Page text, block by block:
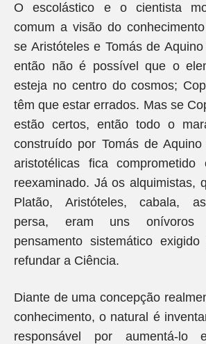
O escolástico e o cientista
comum a visão do
se Aristóteles e Tomás de
então não é possível que o
esteja no centro do cosmos;
têm que estar errados. Mas se
estão certos, então todo o
construído por Tomás de
aristotélicas fica
reexaminado. Já os alquimistas,
Platão, Aristóteles, cabala,
persa, eram uns onívoros
pensamento sistemático
refundar a Ciência.
Diante de uma concepção
conhecimento, o natural é
responsável por aumentá-lo